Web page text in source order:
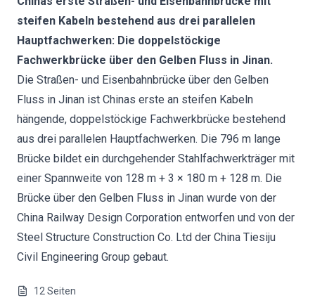
steifen Kabeln bestehend aus drei parallelen
Hauptfachwerken: Die doppelstöckige
Fachwerkbrücke über den Gelben Fluss in Jinan.
Die Straßen- und Eisenbahnbrücke über den Gelben
Fluss in Jinan ist Chinas erste an steifen Kabeln
hängende, doppelstöckige Fachwerkbrücke bestehend
aus drei parallelen Hauptfachwerken. Die 796 m lange
Brücke bildet ein durchgehender Stahlfachwerkträger mit
einer Spannweite von 128 m + 3 × 180 m + 128 m. Die
Brücke über den Gelben Fluss in Jinan wurde von der
China Railway Design Corporation entworfen und von der
Steel Structure Construction Co. Ltd der China Tiesiju
Civil Engineering Group gebaut.
12 Seiten